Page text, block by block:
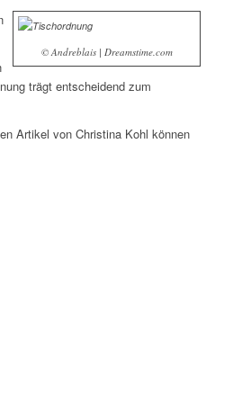
© Andreblais | Dreamstime.com
trägt entscheidend zum
Artikel von Christina Kohl können